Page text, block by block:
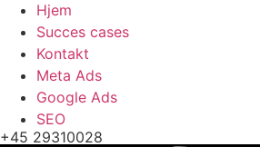
Hjem
Succes cases
Kontakt
Meta Ads
Google Ads
SEO
+45 29310028